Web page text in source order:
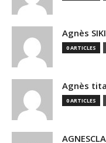
Agnès
0 ARTICLES
Agnès
0 ARTICLES